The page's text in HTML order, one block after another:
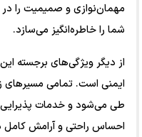
مهمان‌نوازی و صمیمیت را
شما را خاطره‌انگیز می‌سازد.
از دیگر ویژگی‌های برجسته
ایمنی است. تمامی مسیرهای
طی می‌شود و خدمات پذیرایی
احساس راحتی و آرامش